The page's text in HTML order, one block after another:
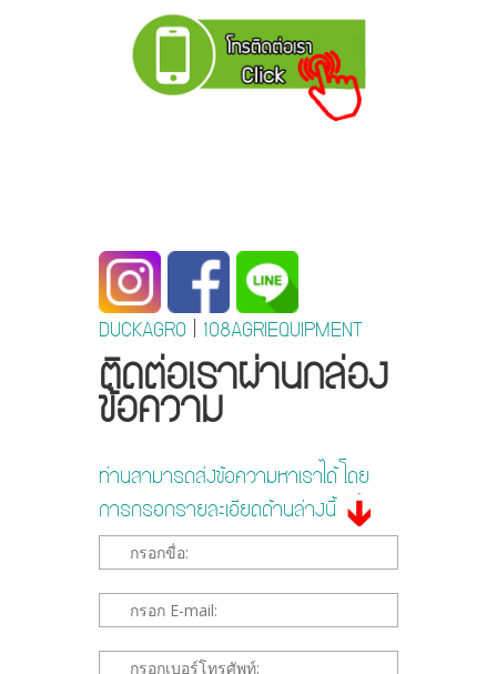
DUCKAGRO | 108AGRIEQUIPMENT
ติดต่อเราผ่านกล่อง
ข้อความ
ท่านสามารถส่งข้อความหาเราได้ โดย
การกรอกรายละเอียดด้านล่างนี้
*This is not a valid phone.